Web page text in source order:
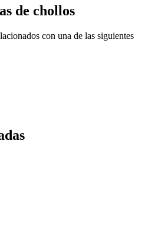
de chollos
con una de las siguientes